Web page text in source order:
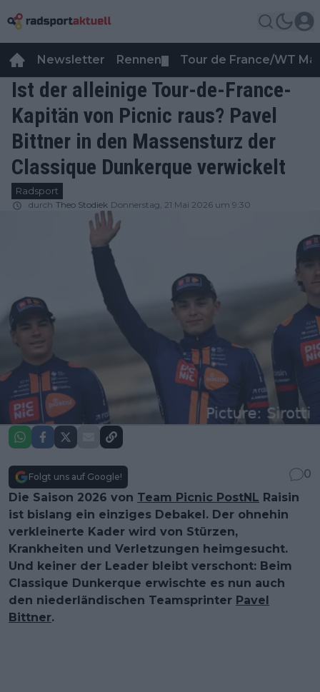
Newsletter Rennen Tour de France/WT
Ist der alleinige Tour-de-France-
Kapitän von Picnic raus? Pavel
Bittner in den Massensturz der
Classique Dunkerque verwickelt
Radsport
durch Theo Stodiek Donnerstag, 21 Mai 2026 um 9:30
Folgt uns auf Google!
0
Die Saison 2026 von Team Picnic PostNL Raisin
ist bislang ein einziges Debakel. Der ohnehin
verkleinerte Kader wird von Stürzen,
Krankheiten und Verletzungen heimgesucht.
Und keiner der Leader bleibt verschont: Beim
Classique Dunkerque erwischte es nun auch
den niederländischen Teamsprinter Pavel
Bittner.